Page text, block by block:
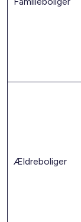
Ældreboliger